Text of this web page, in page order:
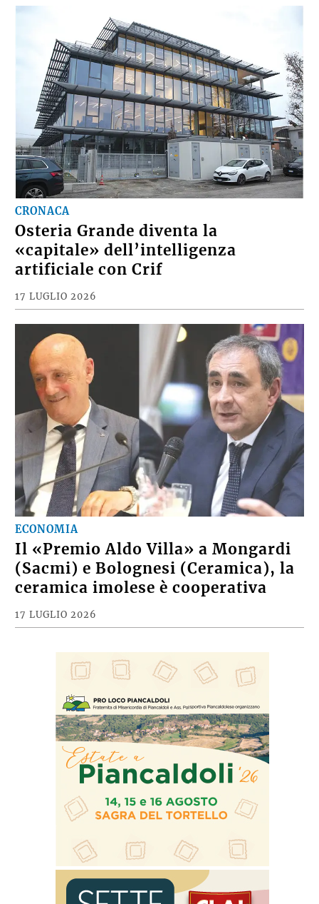
CRONACA
Osteria Grande diventa la
«capitale» dell’intelligenza
artificiale con Crif
17 LUGLIO 2026
ECONOMIA
Il «Premio Aldo Villa» a Mongardi
(Sacmi) e Bolognesi (Ceramica), la
ceramica imolese è cooperativa
17 LUGLIO 2026